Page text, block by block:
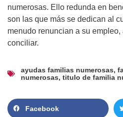
numerosas. Ello redunda en
son las que más se dedican al
menudo renuncian a su
conciliar.
ayudas familias numerosas,
numerosas, titulo de familia
Facebook